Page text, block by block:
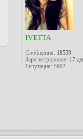
IVETTA
Сообщения:18559
Зарегистрирован:17
Репутация: 5602